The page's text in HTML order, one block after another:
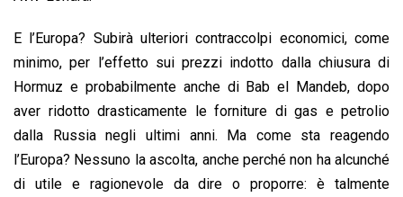
E l’Europa? Subirà ulteriori contraccolpi economici, come
minimo, per l’effetto sui prezzi indotto dalla chiusura di
Hormuz e probabilmente anche di Bab el Mandeb, dopo
aver ridotto drasticamente le forniture di gas e petrolio
dalla Russia negli ultimi anni. Ma come sta reagendo
l’Europa? Nessuno la ascolta, anche perché non ha alcunché
di utile e ragionevole da dire o proporre: è talmente